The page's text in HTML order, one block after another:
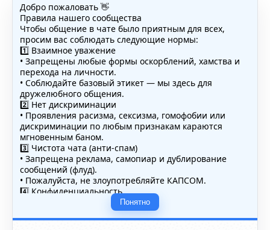
Добро пожаловать 👋
Правила нашего сообщества
Чтобы общение в чате было приятным для всех,
просим вас соблюдать следующие нормы:
1️⃣ Взаимное уважение
• Запрещены любые формы оскорблений, хамства и
перехода на личности.
• Соблюдайте базовый этикет — мы здесь для
дружелюбного общения.
2️⃣ Нет дискриминации
• Проявления расизма, сексизма, гомофобии или
дискриминации по любым признакам караются
мгновенным баном.
3️⃣ Чистота чата (анти-спам)
• Запрещена реклама, самопиар и дублирование
сообщений (флуд).
• Пожалуйста, не злоупотребляйте КАПСОМ.
4️⃣ Конфиденциальность
• Не публикуйте личные данные — свои или чужие
(телефоны, адреса, документы).
5️⃣ Уместность контента
Понятно